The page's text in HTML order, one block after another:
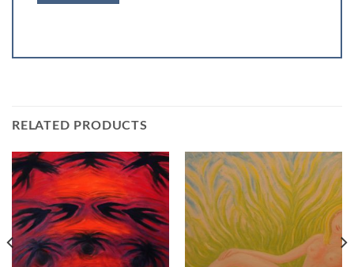
RELATED PRODUCTS